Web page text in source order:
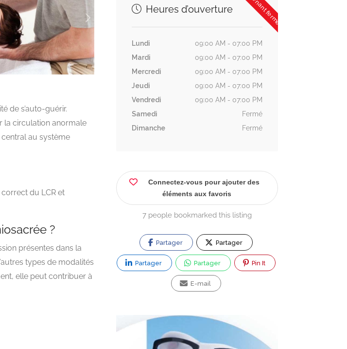
de s’auto-guérir.
la circulation anormale
au système
du LCR et
?
présentes dans la
types de modalités
elle peut contribuer à
Heures d’ouverture
Lundi
09:00 AM - 07:00 PM
Mardi
09:00 AM - 07:00 PM
Mercredi
09:00 AM - 07:00 PM
Jeudi
09:00 AM - 07:00 PM
Vendredi
09:00 AM - 07:00 PM
Samedi
Fermé
Dimanche
Fermé
Connectez-vous pour ajouter des
éléments aux favoris
7 people bookmarked this listing
Partager Partager
Partager Partager Pin It
E-mail